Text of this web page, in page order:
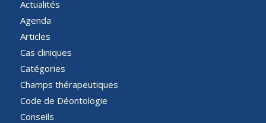
Actualités
Agenda
Articles
Cas cliniques
Catégories
Champs thérapeutiques
Code de Déontologie
Conseils